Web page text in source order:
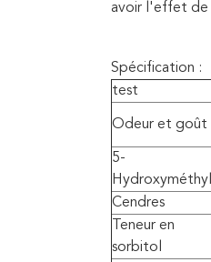
avoir l'effet de
Spécification :
test
Odeur et goût
5-
Cendres
Teneur en
sorbitol